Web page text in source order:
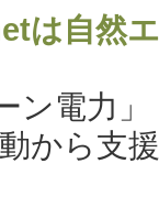
は自然
ン電力
から支